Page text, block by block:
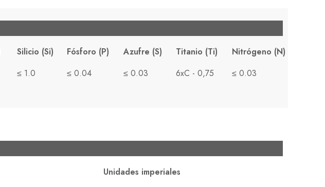
Silicio (Si) Fósforo (P) Azufre (S) Titanio (Ti)
Nitrógeno (N)
≤ 1.0 ≤ 0.04 ≤ 0.03 6xC - 0,75 ≤ 0.03
Unidades imperiales